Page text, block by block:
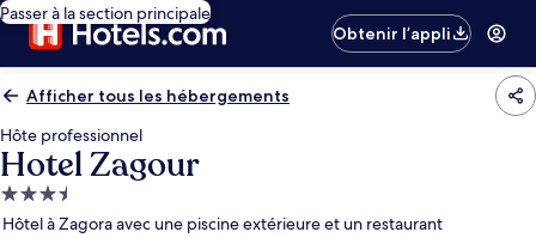
Passer à la section principale
Obtenir l’appli
Afficher tous les hébergements
Hôte professionnel
Hotel Zagour
Hébergement
3.5 étoiles
Hôtel à Zagora avec une piscine extérieure et un restaurant